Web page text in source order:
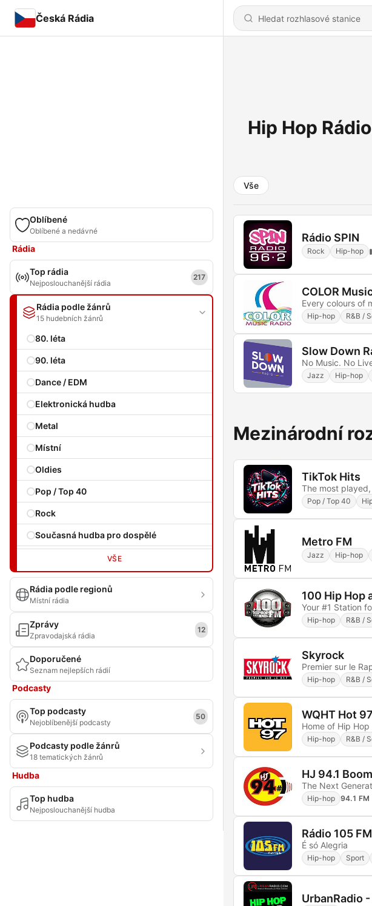
Česká Rádia
Oblíbené
Oblíbené a nedávné
Rádia
Top rádia
Nejposlouchanější rádia
217
Rádia podle žánrů
15 hudebních žánrů
80. léta
90. léta
Dance / EDM
Elektronická hudba
Metal
Místní
Oldies
Pop / Top 40
Rock
Současná hudba pro dospělé
VŠE
Rádia podle regionů
Místní rádia
Zprávy
Zpravodajská rádia
12
Doporučené
Seznam nejlepších rádií
Podcasty
Top podcasty
Nejoblíbenější podcasty
50
Podcasty podle žánrů
18 tematických žánrů
Hudba
Top hudba
Nejposlouchanější hudba
Hip Hop
Vše
Rádio SPIN
Rock Hip-hop
COLOR
Every colours of
Hip-hop R&B /
Slow Down
No Music. No
Jazz Hip-hop
Mezinárodní
TikTok Hits
The most
Pop / Top 40
Metro FM
Jazz Hip-hop
100 Hip Hop
Your #1 Station
Hip-hop R&B /
Skyrock
Premier sur le
Hip-hop R&B /
WQHT Hot
Home of Hip
Hip-hop R&B /
HJ 94.1
The Next
Hip-hop 94.1 FM
Rádio 105 FM
É só Alegria
Hip-hop Sport
UrbanRadio -